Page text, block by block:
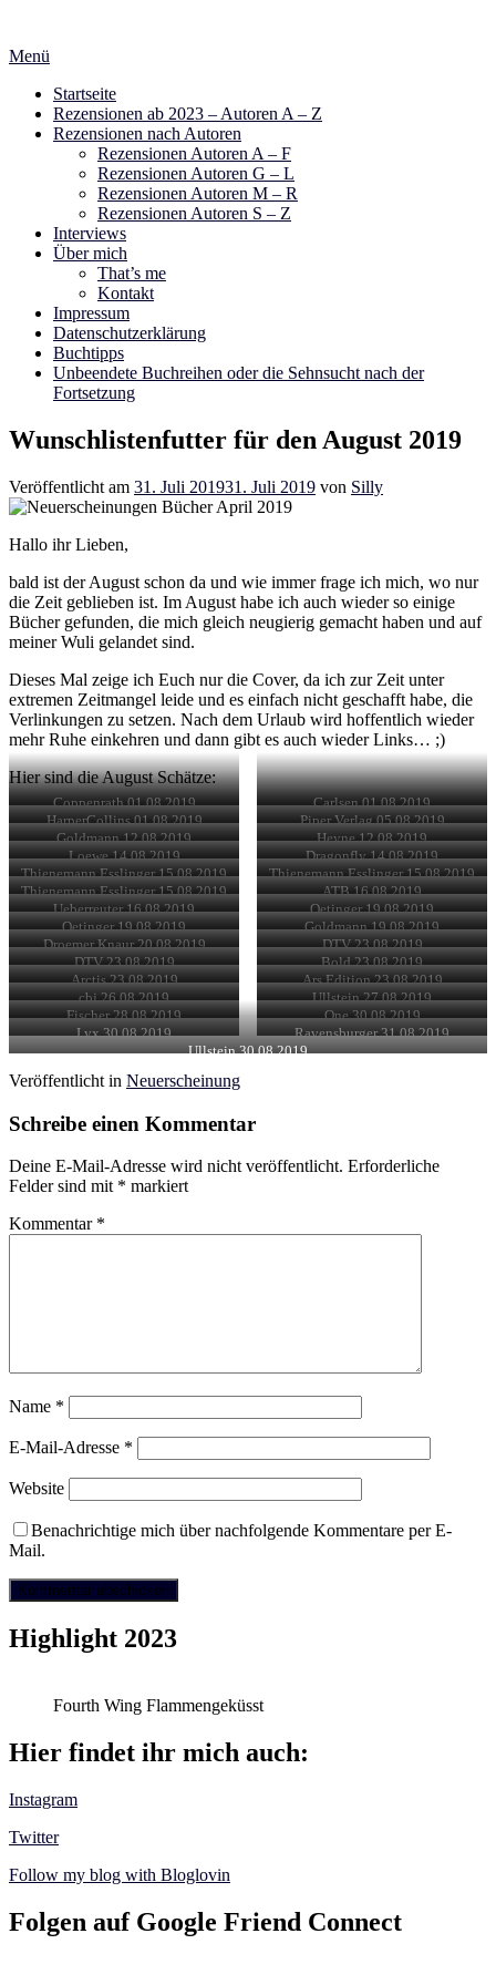
springen
Menü
Startseite
Rezensionen ab 2023 – Autoren A – Z
Rezensionen nach Autoren
Rezensionen Autoren A – F
Rezensionen Autoren G – L
Rezensionen Autoren M – R
Rezensionen Autoren S – Z
Interviews
Über mich
That’s me
Kontakt
Impressum
Datenschutzerklärung
Buchtipps
Unbeendete Buchreihen oder die Sehnsucht nach der
Fortsetzung
Wunschlistenfutter für den August 2019
Veröffentlicht am 31. Juli 201931. Juli 2019 von Silly
Hallo ihr Lieben,
bald ist der August schon da und wie immer frage ich mich, wo nur
die Zeit geblieben ist. Im August habe ich auch wieder so einige
Bücher gefunden, die mich gleich neugierig gemacht haben und auf
meiner Wuli gelandet sind.
Dieses Mal zeige ich Euch nur die Cover, da ich zur Zeit unter
extremen Zeitmangel leide und es einfach nicht geschafft habe, die
Verlinkungen zu setzen. Nach dem Urlaub wird hoffentlich wieder
mehr Ruhe einkehren und dann gibt es auch wieder Links… ;)
Hier sind die August Schätze:
Coppenrath 01.08.2019
Carlsen 01.08.2019
HarperCollins 01.08.2019
Piper Verlag 05.08.2019
Goldmann 12.08.2019
Heyne 12.08.2019
Loewe 14.08.2019
Dragonfly 14.08.2019
Thienemann Esslinger 15.08.2019
Thienemann Esslinger 15.08.2019
Thienemann Esslinger 15.08.2019
ATB 16.08.2019
Ueberreuter 16.08.2019
Oetinger 19.08.2019
Oetinger 19.08.2019
Goldmann 19.08.2019
Droemer Knaur 20.08.2019
DTV 23.08.2019
DTV 23.08.2019
Bold 23.08.2019
Arctis 23.08.2019
Ars Edition 23.08.2019
cbj 26.08.2019
Ullstein 27.08.2019
Fischer 28.08.2019
One 30.08.2019
Lyx 30.08.2019
Ravensburger 31.08.2019
Ullstein 30.08.2019
Veröffentlicht in Neuerscheinung
Schreibe einen Kommentar
Deine E-Mail-Adresse wird nicht veröffentlicht. Erforderliche
Felder sind mit * markiert
Kommentar *
Name *
E-Mail-Adresse *
Website
Benachrichtige mich über nachfolgende Kommentare per E-
Mail.
Highlight 2023
Fourth Wing Flammengeküsst
Hier findet ihr mich auch:
Instagram
Twitter
Follow my blog with Bloglovin
Folgen auf Google Friend Connect